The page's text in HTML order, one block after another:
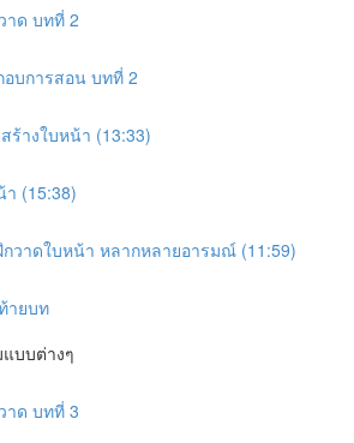
าด บทที่ 2
อบการสอน บทที่ 2
ร้างใบหน้า (13:33)
(15:38)
กวาดใบหน้า หลากหลายอารมณ์ (11:59)
ายบท
บบต่างๆ
าด บทที่ 3